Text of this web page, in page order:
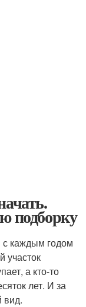
подборку
каждым годом
участок
а кто-то
лет. И за
вид.